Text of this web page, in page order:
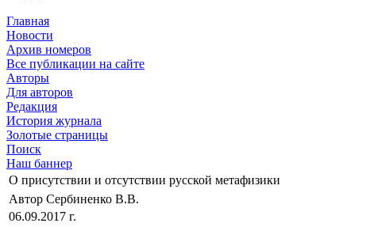
Главная
Новости
Архив номеров
Все публикации на сайте
Авторы
Для авторов
Редакция
История журнала
Золотые страницы
Поиск
Наш баннер
О присутствии и отсутствии русской метафизики
Автор Сербиненко В.В.
06.09.2017 г.